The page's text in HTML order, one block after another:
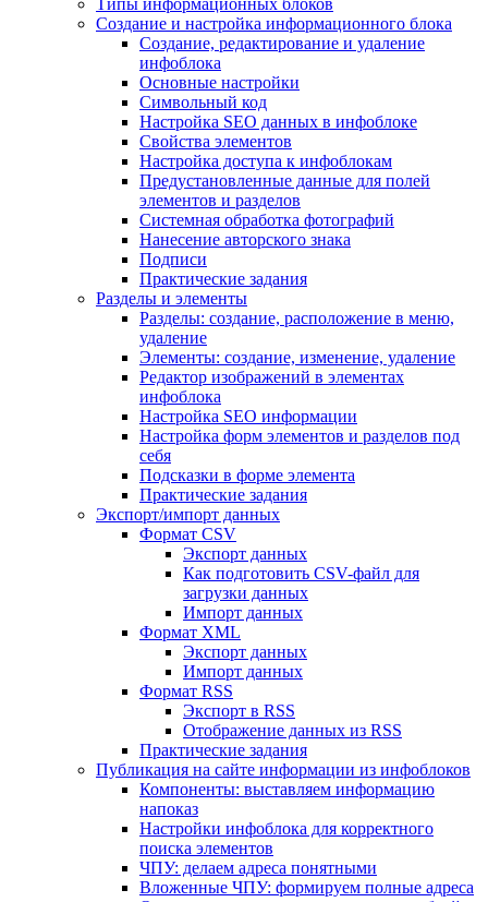
Типы информационных блоков
Создание и настройка информационного блока
Создание, редактирование и удаление
инфоблока
Основные настройки
Символьный код
Настройка SEO данных в инфоблоке
Свойства элементов
Настройка доступа к инфоблокам
Предустановленные данные для полей
элементов и разделов
Системная обработка фотографий
Нанесение авторского знака
Подписи
Практические задания
Разделы и элементы
Разделы: создание, расположение в меню,
удаление
Элементы: создание, изменение, удаление
Редактор изображений в элементах
инфоблока
Настройка SEO информации
Настройка форм элементов и разделов под
себя
Подсказки в форме элемента
Практические задания
Экспорт/импорт данных
Формат CSV
Экспорт данных
Как подготовить CSV-файл для
загрузки данных
Импорт данных
Формат XML
Экспорт данных
Импорт данных
Формат RSS
Экспорт в RSS
Отображение данных из RSS
Практические задания
Публикация на сайте информации из инфоблоков
Компоненты: выставляем информацию
напоказ
Настройки инфоблока для корректного
поиска элементов
ЧПУ: делаем адреса понятными
Вложенные ЧПУ: формируем полные адреса